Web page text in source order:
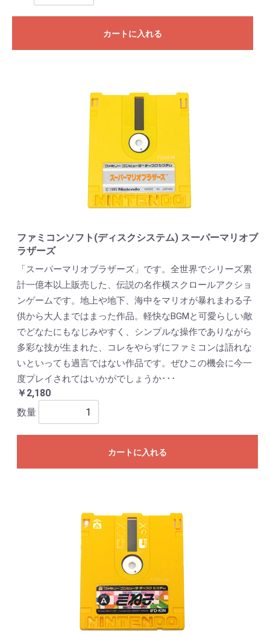
カートに入れる
ファミコンソフト(ディスクシステム) スーパーマリオブ
ラザーズ
「スーパーマリオブラザーズ」です。全世界でシリーズ累
計一億本以上販売した、伝説の名作横スクロールアクショ
ンゲームです。地上や地下、海中をマリオが暴れまわる子
供から大人まではまった作品。軽快なBGMと可愛らしい敵
でどなたにもなじみやすく、シンプルな操作でありながら
多彩な技が生まれた、コレをやらずにファミコンは語れな
いといっても過言ではない作品です。ぜひこの機会に今一
度プレイされてはいかがでしょうか･･･
￥2,180
数量
カートに入れる